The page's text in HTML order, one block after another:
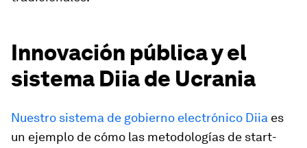
Innovación pública y el
sistema Diia de Ucrania
Nuestro sistema de gobierno electrónico Diia es
un ejemplo de cómo las metodologías de start-